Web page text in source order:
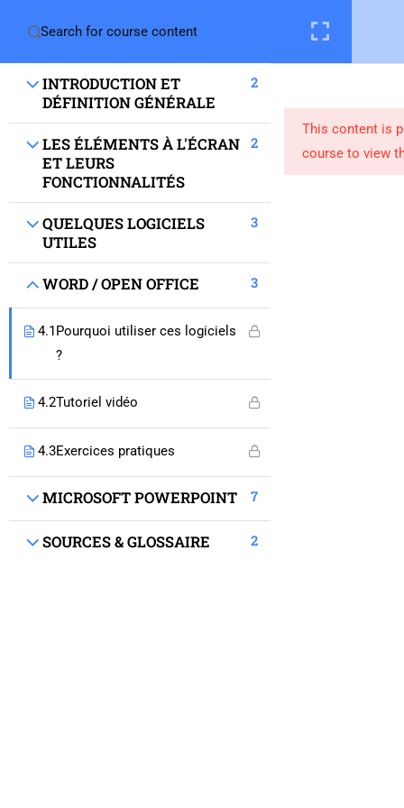
INTRODUCTION ET
DÉFINITION GÉNÉRALE
2
LES ÉLÉMENTS À L'ÉCRAN
ET LEURS
FONCTIONNALITÉS
2
QUELQUES LOGICIELS
UTILES
3
WORD / OPEN OFFICE 3
4.1Pourquoi utiliser ces logiciels
?
4.2Tutoriel vidéo
4.3Exercices pratiques
MICROSOFT POWERPOINT 7
SOURCES & GLOSSAIRE 2
This content is
course to view
Migrantech
Le projet
Boite à outils
Qui nous-sommes?
Liens
E-Modules